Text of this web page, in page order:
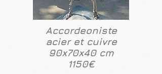
Accordeoniste
acier et cuivre
90x70x40 cm
1150€